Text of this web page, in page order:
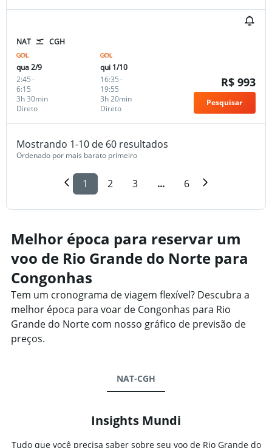
NAT CGH
qua 2/9
2:45-
6:15
Direto
3h 30min
qui 1/10
16:35-
19:55
Direto
3h 20min
R$ 993
Pesquisar
Mostrando 1-10 de 60 resultados
Ordenado por mais barato primeiro
1 2 3 ... 6
Melhor época para reservar um
voo de Rio Grande do Norte para
Congonhas
Tem um cronograma de viagem flexível? Descubra a
melhor época para voar de Congonhas para Rio
Grande do Norte com nosso gráfico de previsão de
preços.
NAT-CGH
Insights Mundi
Tudo que você precisa saber sobre seu voo de Rio Grande do